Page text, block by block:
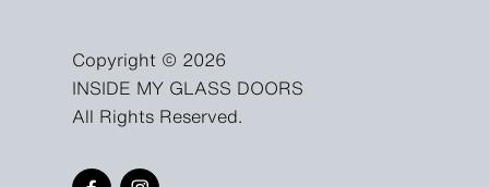
Copyright © 2026
INSIDE MY GLASS DOORS
All Rights Reserved.